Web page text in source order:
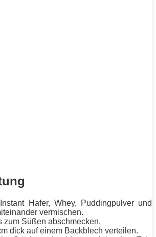
Hafer, Whey, Puddingpulver und
vermischen.
zum Süßen abschmecken.
dick auf einem Backblech verteilen.